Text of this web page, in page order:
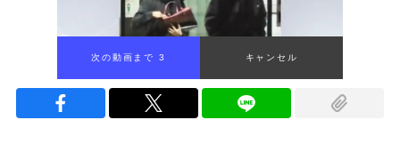
次の動画まで 2 キャンセル